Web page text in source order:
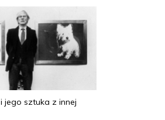
jego sztuka z innej